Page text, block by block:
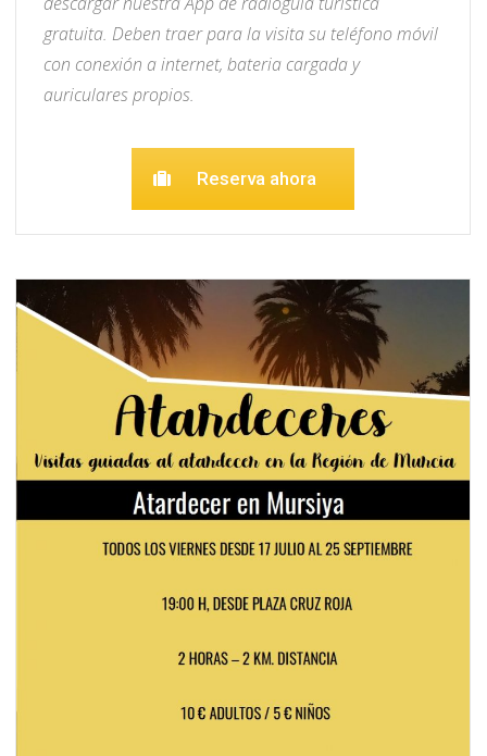
gratuita. Deben traer para la visita su teléfono móvil
con conexión a internet, bateria cargada y
auriculares propios.
Reserva ahora